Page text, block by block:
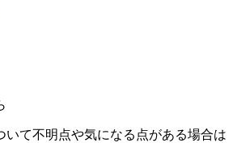
いて不明点や気になる点がある場合は